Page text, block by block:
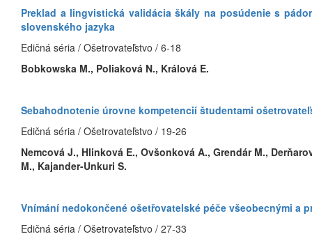
Preklad a lingvistická validácia škály na posúdenie s
slovenského jazyka
Edičná séria / Ošetrovateľstvo / 6-18
Bobkowska M., Poliaková N., Králová E.
Sebahodnotenie úrovne kompetencií študentami
Edičná séria / Ošetrovateľstvo / 19-26
Nemcová J., Hlinková E., Ovšonková A., Grendár M.,
M., Kajander-Unkuri S.
Vnímání nedokončené ošetřovatelské péče všeobecnými a
Edičná séria / Ošetrovateľstvo / 27-33